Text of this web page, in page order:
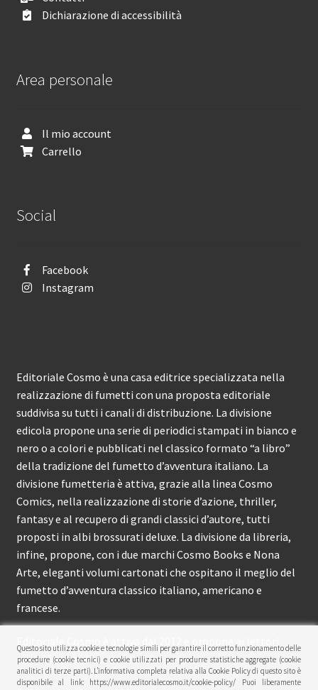
Dichiarazione di accessibilità
Area personale
Il mio account
Carrello
Social
Facebook
Instagram
Editoriale Cosmo è una casa editrice specializzata nella
realizzazione di fumetti con una proposta editoriale
suddivisa su tutti i canali di distribuzione. La divisione
edicola propone una serie di periodici stampati in bianco e
nero o a colori e pubblicati nel classico formato “a libro”
della tradizione del fumetto d’avventura italiano. La
divisione fumetteria è attiva, grazie alla linea Cosmo
Comics, nella realizzazione di storie d’azione, thriller,
fantasy e al recupero di grandi classici d’autore, tutti
proposti in albi brossurati deluxe. La divisione da libreria,
infine, propone, con i due marchi Cosmo Books e Nona
Arte, eleganti volumi cartonati che ospitano il meglio del
fumetto d’avventura classico italiano, americano e
francese.
Editoriale Cosmo è attiva dal 2012 e propone ai lettori
circa 150 pubblicazioni l’anno.
Questo sito utilizza cookie e tecnologie simili per garantire il corretto funzionamento delle
procedure (cookie tecnici) e cookie utilizzati per produrre statistiche aggregate (cookie
analitici di terze parti). L’informativa completa relativa alla Cookie Policy di questo sito è
disponibile al link: https://www.editorialecosmo.it/cookie-policy/ Puoi liberamente